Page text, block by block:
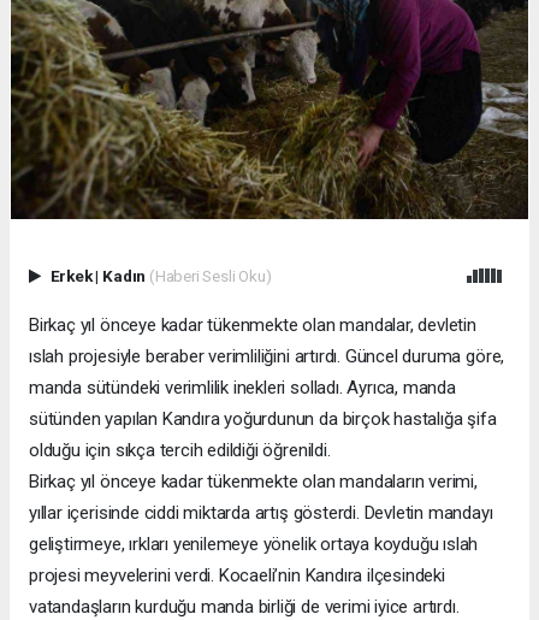
Erkek| Kadın (Haberi Sesli Oku)
Birkaç yıl önceye kadar tükenmekte olan mandalar, devletin
ıslah projesiyle beraber verimliliğini artırdı. Güncel duruma göre,
manda sütündeki verimlilik inekleri solladı. Ayrıca, manda
sütünden yapılan Kandıra yoğurdunun da birçok hastalığa şifa
olduğu için sıkça tercih edildiği öğrenildi.
Birkaç yıl önceye kadar tükenmekte olan mandaların verimi,
yıllar içerisinde ciddi miktarda artış gösterdi. Devletin mandayı
geliştirmeye, ırkları yenilemeye yönelik ortaya koyduğu ıslah
projesi meyvelerini verdi. Kocaeli’nin Kandıra ilçesindeki
vatandaşların kurduğu manda birliği de verimi iyice artırdı.